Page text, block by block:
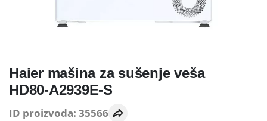
Haier mašina za sušenje veša
HD80-A2939E-S
ID proizvoda: 35566